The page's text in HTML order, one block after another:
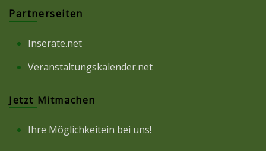
Partnerseiten
Inserate.net
Veranstaltungskalender.net
Jetzt Mitmachen
Ihre Möglichkeitein bei uns!